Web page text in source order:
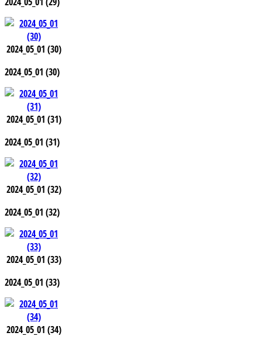
2024_05_01 (30)
2024_05_01 (30)
2024_05_01 (31)
2024_05_01 (31)
2024_05_01 (32)
2024_05_01 (32)
2024_05_01 (33)
2024_05_01 (33)
2024_05_01 (34)